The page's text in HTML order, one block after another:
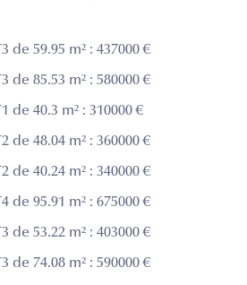
de 59.95 m² : 437000 €
de 85.53 m² : 580000 €
de 40.3 m² : 310000 €
de 48.04 m² : 360000 €
de 40.24 m² : 340000 €
de 95.91 m² : 675000 €
de 53.22 m² : 403000 €
de 74.08 m² : 590000 €